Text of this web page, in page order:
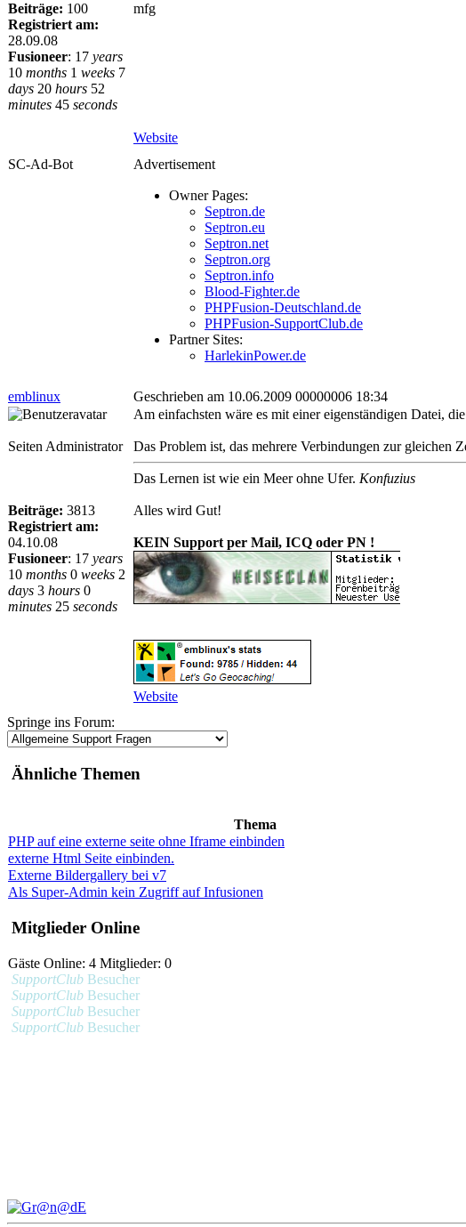
Beiträge: 100
Registriert am:
28.09.08
Fusioneer: 17 years
10 months 1 weeks 7
days 20 hours 52
minutes 45 seconds
mfg
Website
SC-Ad-Bot
Advertisement
Owner Pages:
Septron.de
Septron.eu
Septron.net
Septron.org
Septron.info
Blood-Fighter.de
PHPFusion-Deutschland.de
PHPFusion-SupportClub.de
Partner Sites:
HarlekinPower.de
emblinux Geschrieben am 10.06.2009 00000006 18:34
Seiten Administrator
Beiträge: 3813
Registriert am:
04.10.08
Fusioneer: 17 years
10 months 0 weeks 2
days 3 hours 0
minutes 25 seconds
Am einfachsten wäre es mit einer eigenständigen Datei,
Das Problem ist, das mehrere Verbindungen zur gleichen
Das Lernen ist wie ein Meer ohne Ufer. Konfuzius
Alles wird Gut!
KEIN Support per Mail, ICQ oder PN !
Website
Springe ins Forum:
Ähnliche Themen
Thema
PHP auf eine externe seite ohne Iframe einbinden
externe Html Seite einbinden.
Externe Bildergallery bei v7
Als Super-Admin kein Zugriff auf Infusionen
Mitglieder Online
Gäste Online: 4 Mitglieder: 0
SupportClub Besucher
SupportClub Besucher
SupportClub Besucher
SupportClub Besucher